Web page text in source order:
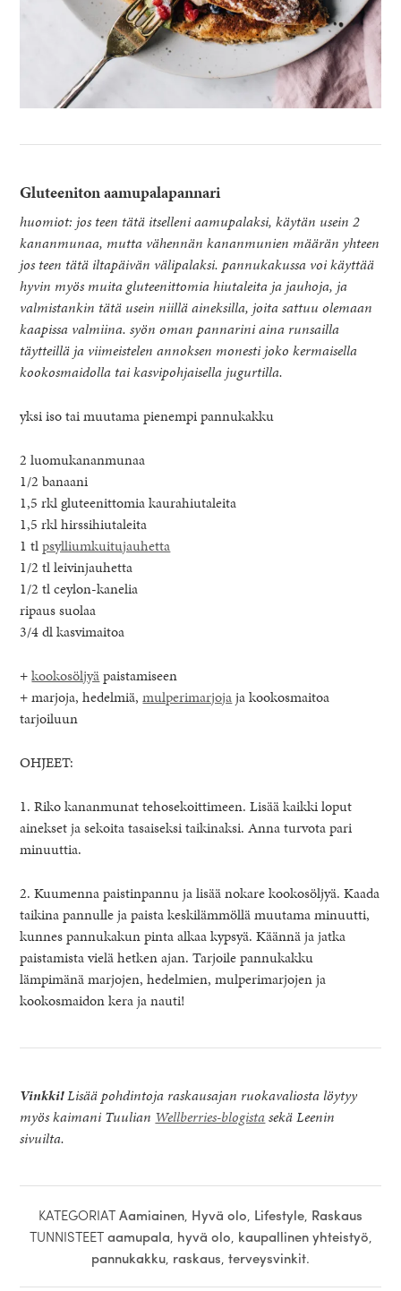
Gluteeniton aamupalapannari
huomiot: jos teen tätä itselleni aamupalaksi, käytän usein 2
kananmunaa, mutta vähennän kananmunien määrän yhteen
jos teen tätä iltapäivän välipalaksi. pannukakussa voi käyttää
hyvin myös muita gluteenittomia hiutaleita ja jauhoja, ja
valmistankin tätä usein niillä aineksilla, joita sattuu olemaan
kaapissa valmiina. syön oman pannarini aina runsailla
täytteillä ja viimeistelen annoksen monesti joko kermaisella
kookosmaidolla tai kasvipohjaisella jugurtilla.
yksi iso tai muutama pienempi pannukakku
2 luomukananmunaa
1/2 banaani
1,5 rkl gluteenittomia kaurahiutaleita
1,5 rkl hirssihiutaleita
1 tlpsylliumkuitujauhetta
1/2 tl leivinjauhetta
1/2 tl ceylon-kanelia
ripaus suolaa
3/4 dl kasvimaitoa
+kookosöljyäpaistamiseen
+ marjoja, hedelmiä,mulperimarjojaja kookosmaitoa
tarjoiluun
OHJEET:
1. Riko kananmunat tehosekoittimeen. Lisää kaikki loput
ainekset ja sekoita tasaiseksi taikinaksi. Anna turvota pari
minuuttia.
2. Kuumenna paistinpannu ja lisää nokare kookosöljyä. Kaada
taikina pannulle ja paista keskilämmöllä muutama minuutti,
kunnes pannukakun pinta alkaa kypsyä. Käännä ja jatka
paistamista vielä hetken ajan. Tarjoile pannukakku
lämpimänä marjojen, hedelmien, mulperimarjojen ja
kookosmaidon kera ja nauti!
Vinkki!Lisää pohdintoja raskausajan ruokavaliosta löytyy
myös kaimani Tuulian Wellberries-blogistasekä Leenin
sivuilta.
KATEGORIATAamiainen, Hyvä olo, Lifestyle, Raskaus
TUNNISTEETaamupala, hyvä olo, kaupallinen yhteistyö,
pannukakku, raskaus, terveysvinkit.